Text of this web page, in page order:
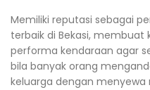
Memiliki reputasi sebagai
terbaik di Bekasi,
performa kendaraan agar
bila banyak orang
keluarga dengan menyewa